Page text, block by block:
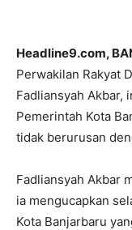
Headline9.com,
Perwakilan Rakyat
Fadliansyah Akbar,
Pemerintah Kota
tidak berurusan
Fadliansyah Akbar
ia mengucapkan
Kota Banjarbaru